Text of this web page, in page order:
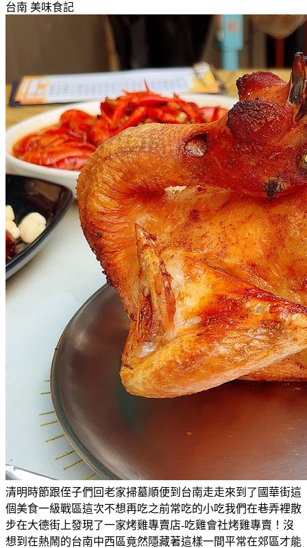
台南 美味食記
清明時節跟侄子們回老家掃墓順便到台南走走來到了國華街這
個美食一級戰區這次不想再吃之前常吃的小吃我們在巷弄裡散
步在大德街上發現了一家烤雞專賣店-吃雞會社烤雞專賣！沒
想到在熱鬧的台南中西區竟然隱藏著這樣一間平常在郊區才能